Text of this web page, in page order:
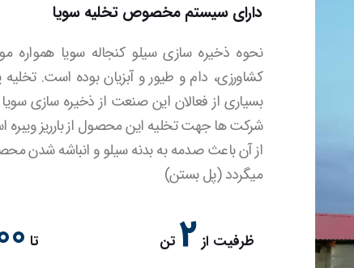
دارای سیستم مخصوص تخلیه سویا
نحوه ذخیره‌ سازی سیلو کنجاله سویا همواره
کشاورزی، دام و طیور و آبزیان بوده است.
بسیاری از فعالان این صنعت از ذخیره‌ سازی
شرکت ها جهت تخلیه این محصول از بارریز ویبره
از آن باعث صدمه به بدنه سیلو و انباشه شدن
میگردد (پل بستن)
ظرفیت از 2 تن تا